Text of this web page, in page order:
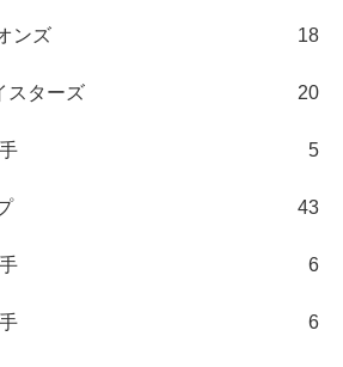
ンズ 18
スターズ 20
5
43
6
6